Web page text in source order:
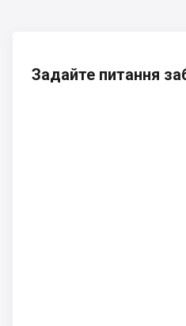
Задайте питання